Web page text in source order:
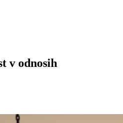
v odnosih